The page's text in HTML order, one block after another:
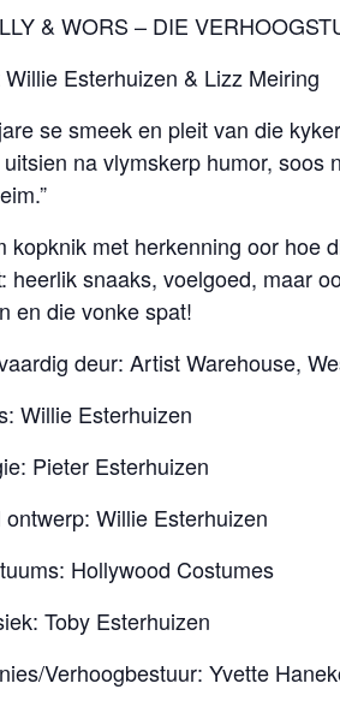
& WORS – DIE
Willie Esterhuizen & Lizz Meiring
se smeek en pleit van die
na vlymskerp humor, soos
kopknik met herkenning oor hoe
heerlik snaaks, voelgoed, maar
en die vonke spat!
deur: Artist Warehouse,
Willie Esterhuizen
Pieter Esterhuizen
ontwerp: Willie Esterhuizen
Hollywood Costumes
Toby Esterhuizen
Verhoogbestuur: Yvette